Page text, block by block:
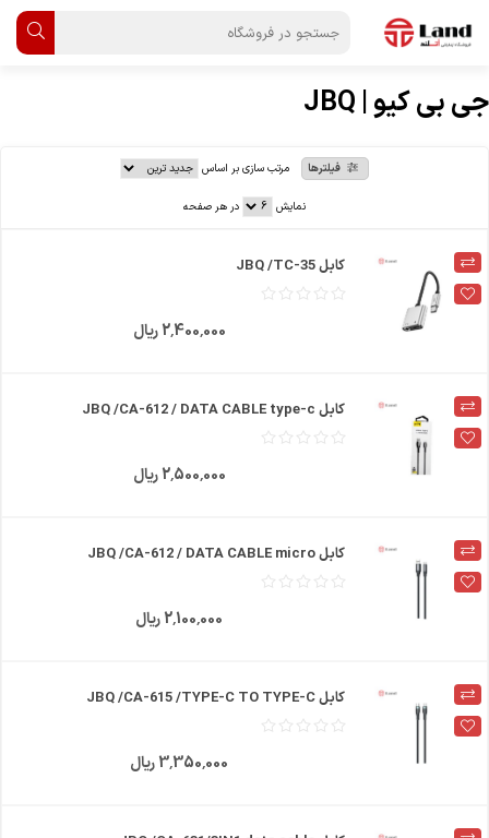
جی بی کیو | JBQ
فیلترها مرتب سازی بر اساس
نمایش در هر صفحه
کابل JBQ /TC-35
2٬400٬000 ریال
کابل JBQ /CA-612 / DATA CABLE type-c
2٬500٬000 ریال
کابل JBQ /CA-612 / DATA CABLE micro
2٬100٬000 ریال
کابل JBQ /CA-615 /TYPE-C TO TYPE-C
3٬350٬000 ریال